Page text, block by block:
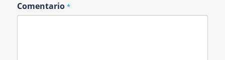
Comentario *